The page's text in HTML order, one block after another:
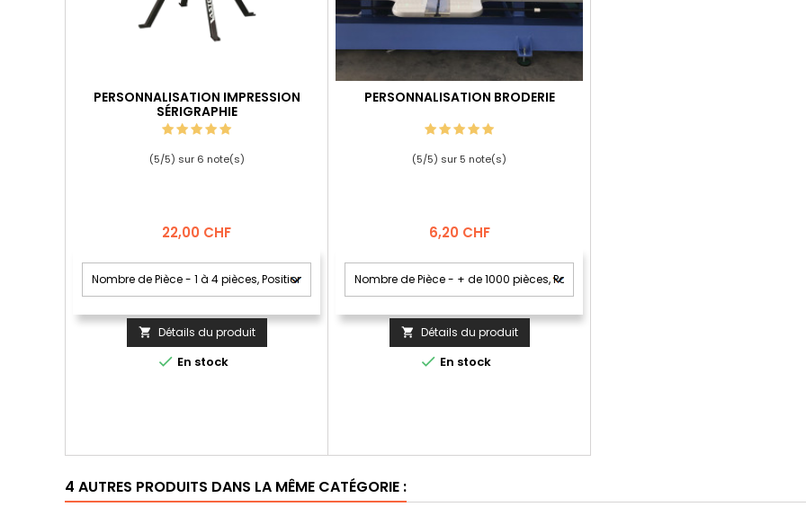
PERSONNALISATION IMPRESSION
SÉRIGRAPHIE
(5/5) sur 6 note(s)
Prix
22,00 CHF
 Détails du produit
 En stock
PERSONNALISATION BRODERIE
(5/5) sur 5 note(s)
Prix
6,20 CHF
 Détails du produit
 En stock
4 AUTRES PRODUITS DANS LA MÊME CATÉGORIE :